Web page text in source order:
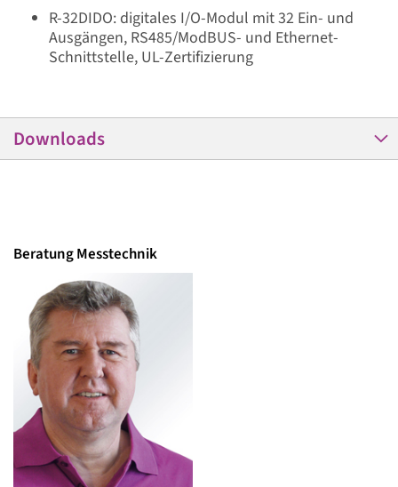
R-32DIDO: digitales I/O-Modul mit 32 Ein- und
Ausgängen, RS485/ModBUS- und Ethernet-
Schnittstelle, UL-Zertifizierung
Downloads
Beratung Messtechnik